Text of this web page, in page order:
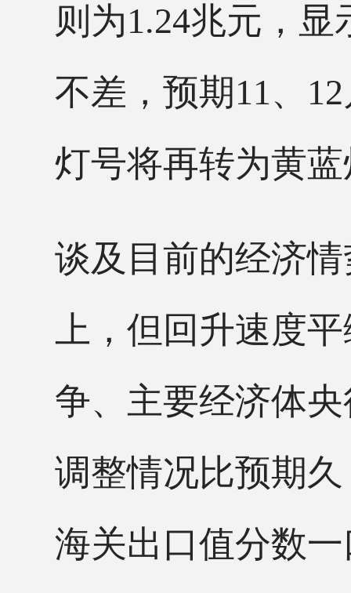
则为1.24兆元，
不差，预期11、
灯号将再转为黄
谈及目前的经济
上，但回升速度
争、主要经济体
调整情况比预期
海关出口值分数